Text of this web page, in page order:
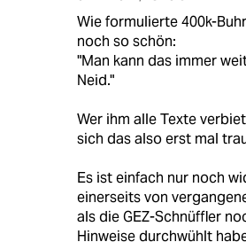
Wie formulierte 400k-
noch so schön:
"Man kann das immer
Neid."
Wer ihm alle Texte
sich das also erst mal
Es ist einfach nur noch
einerseits von
als die GEZ-Schnüffler
Hinweise durchwühlt